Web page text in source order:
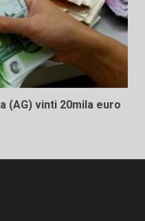
(AG) vinti 20mila euro